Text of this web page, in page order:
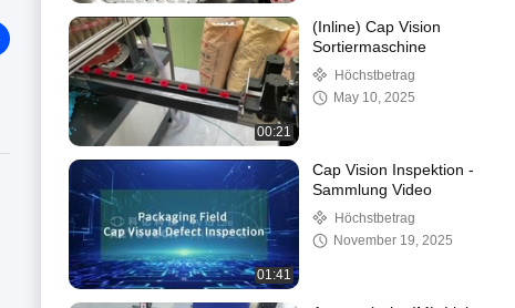
00:21
(Inline) Cap Vision
Sortiermaschine
Höchstbetrag
May 10, 2025
01:41
Cap Vision Inspektion -
Sammlung Video
Höchstbetrag
November 19, 2025